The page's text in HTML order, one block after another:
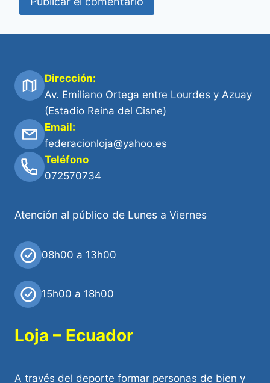
Dirección:
Av. Emiliano Ortega entre Lourdes y Azuay
(Estadio Reina del Cisne)
Email:
federacionloja@yahoo.es
Teléfono
072570734
Atención al público de Lunes a Viernes
08h00 a 13h00
15h00 a 18h00
Loja – Ecuador
A través del deporte formar personas de bien y